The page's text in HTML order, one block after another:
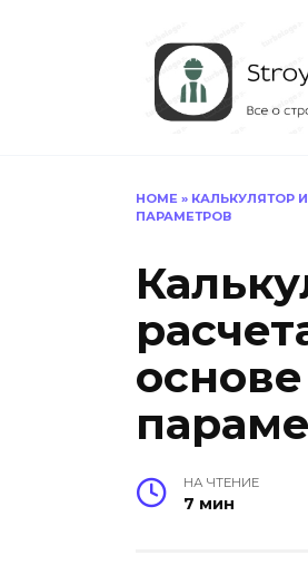
HOME » КАЛЬКУЛЯТОР
ПАРАМЕТРОВ
НА ЧТЕНИЕ
7 мин